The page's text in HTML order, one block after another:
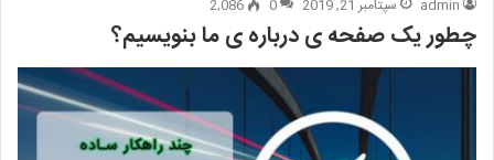
admin سپتامبر 21, 2019 0
2,086
چطور یک صفحه ی درباره ی ما بنویسیم؟